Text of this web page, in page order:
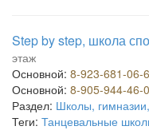
Step by step, школа
этаж
Основной: 8-923-681-06-
Основной: 8-905-944-46-
Раздел: Школы,
Теги: Танцевальные